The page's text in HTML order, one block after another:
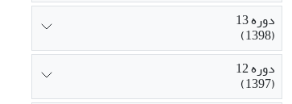
دوره 13
(1398)
دوره 12
(1397)